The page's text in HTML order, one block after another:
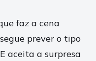
faz a cena
prever o tipo
aceita a surpresa